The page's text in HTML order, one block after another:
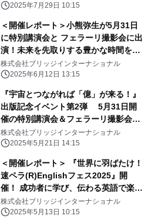
2025年7月29日 10:15
＜開催レポート＞小熊弥生が5月31日
に特別講演会と フェラーリ撮影会に出
演！未来を先取りする豊かな時間を提
供
株式会社ブリッジインターナショナル
2025年6月12日 13:15
『宇宙とつながれば「億」が来る！』
出版記念イベント第2弾 5月31日開
催の特別講演会＆フェラーリ撮影会に
小熊弥生が出演！
株式会社ブリッジインターナショナル
2025年5月21日 14:15
＜開催レポート＞ 『世界に羽ばたけ！
速ペラ(R)Englishフェス2025』開
催！ 成功者に学び、伝わる英語で楽し
さを実感［4月29日］
株式会社ブリッジインターナショナル
2025年5月13日 10:15